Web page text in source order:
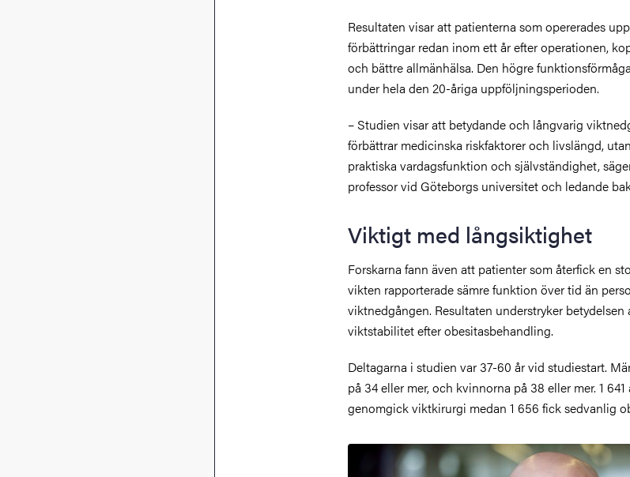
Resultaten visar att patienterna som opererades
förbättringar redan inom ett år efter operationen,
och bättre allmänhälsa. Den högre
under hela den 20-åriga uppföljningsperioden.
– Studien visar att betydande och långvarig
förbättrar medicinska riskfaktorer och livslängd,
praktiska vardagsfunktion och självständighet,
professor vid Göteborgs universitet och ledande
Viktigt med långsiktighet
Forskarna fann även att patienter som återfick en
vikten rapporterade sämre funktion över tid än
viktnedgången. Resultaten understryker betydelsen
viktstabilitet efter obesitasbehandling.
Deltagarna i studien var 37-60 år vid studiestart.
på 34 eller mer, och kvinnorna på 38 eller mer. 1
genomgick viktkirurgi medan 1 656 fick sedvanlig